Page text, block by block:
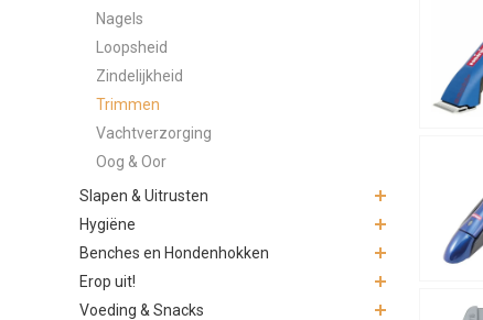
Nagels
Loopsheid
Zindelijkheid
Trimmen
Vachtverzorging
Oog & Oor
Slapen & Uitrusten
Hygiëne
Benches en Hondenhokken
Erop uit!
Voeding & Snacks